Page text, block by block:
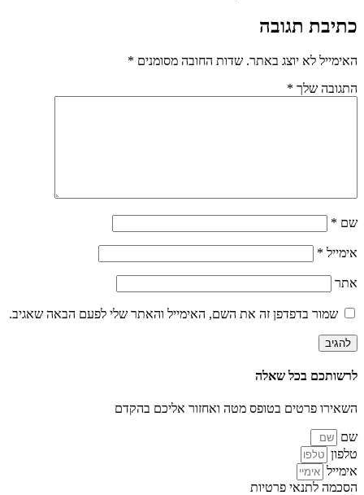
כתיבת תגובה
האימייל לא יוצג באתר. שדות החובה מסומנים *
התגובה שלך *
שם *
אימייל *
אתר
שמור בדפדפן זה את השם, האימייל והאתר שלי לפעם הבאה שאגיב.
לרשותכם בכל שאלה
השאירו פרטים בטופס מטה ואחזור אליכם בהקדם
שם
טלפון
אימייל
הסכמה לתנאי פרטיות